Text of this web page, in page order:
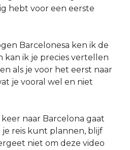
hebt voor een eerste
Barcelonesa ken ik de
kan ik je precies vertellen
als je voor het eerst naar
je vooral wel en niet
naar Barcelona gaat
reis kunt plannen, blijf
niet om deze video